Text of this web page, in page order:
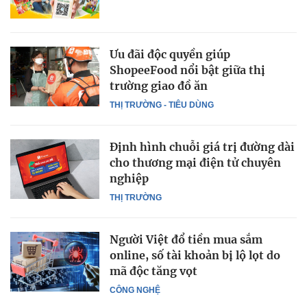
THỊ TRƯỜNG - TIÊU DÙNG
Ưu đãi độc quyền giúp
ShopeeFood nổi bật giữa thị
trường giao đồ ăn
THỊ TRƯỜNG
Định hình chuỗi giá trị đường dài
cho thương mại điện tử chuyên
nghiệp
CÔNG NGHỆ
Người Việt đổ tiền mua sắm
online, số tài khoản bị lộ lọt do
mã độc tăng vọt